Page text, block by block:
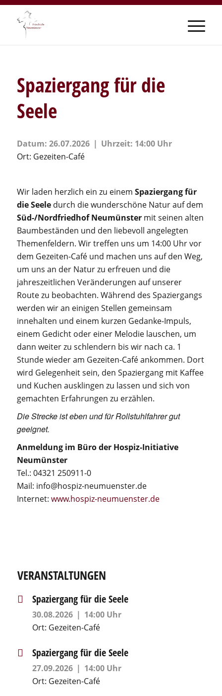
Spaziergang für die
Seele
Datum: 26.07.2026 Uhrzeit: 14:00 Uhr
Ort: Gezeiten-Café
Wir laden herzlich ein zu einem Spaziergang für
die Seele durch die wunderschöne Natur auf dem
Süd-/Nordfriedhof Neumünstermit seinen alten
Baumbeständen und den liebevoll angelegten
Themenfeldern. Wir treffen uns um 14:00 Uhr vor
dem Gezeiten-Café und machen uns auf den Weg,
um uns an der Natur zu erfreuen und die
jahreszeitlichen Veränderungen auf unserer
Route zu beobachten. Während des Spaziergangs
werden wir an einigen Stellen gemeinsam
innehalten und einem kurzen Gedanke-Impuls,
einem Gedicht oder einer Melodie lauschen, um
dann weiter zu schlendern bis wir nach ca. 1
Stunde wieder am Gezeiten-Café ankommen. Dort
wird Gelegenheit sein, den Spaziergang mit Kaffee
und Kuchen ausklingen zu lassen und sich von
gemachten Erfahrungen zu erzählen.
Die Strecke ist eben und für Rollstuhlfahrer gut
geeignet.
Anmeldung im Büro der Hospiz-Initiative
Neumünster
Tel.: 04321 250911-0
Mail: info@hospiz-neumuenster.de
Internet: www.hospiz-neumuenster.de
VERANSTALTUNGEN
Spaziergang für die Seele
30.08.2026
14:00 Uhr
Ort: Gezeiten-Café
Spaziergang für die Seele
27.09.2026
14:00 Uhr
Ort: Gezeiten-Café